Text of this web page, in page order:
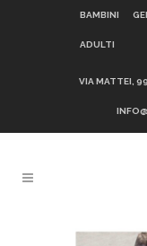
BAMBINI
ADULTI
VIA MATTEI,